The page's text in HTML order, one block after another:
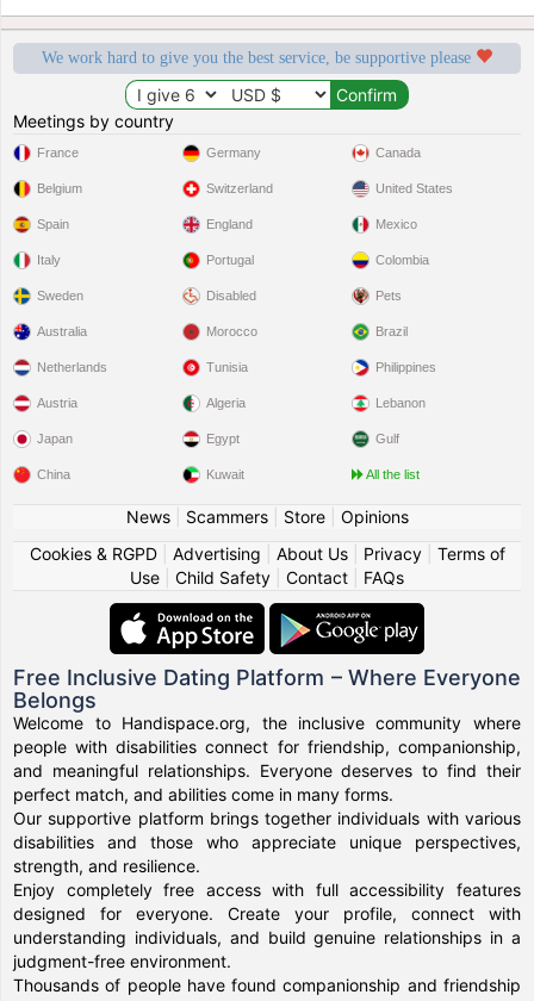
We work hard to give you the best service, be supportive please
Meetings by country
France
Belgium
Spain
Italy
Sweden
Germany
Switzerland
England
Portugal
Disabled
Canada
United States
Mexico
Colombia
Pets
Australia
Netherlands
Austria
Japan
China
Morocco
Tunisia
Algeria
Egypt
Kuwait
Brazil
Philippines
Lebanon
Gulf
All the list
News| Scammers| Store| Opinions
Cookies & RGPD| Advertising About Us| Privacy| Terms of
Use
Child Safety Contact FAQs
Free Inclusive Dating Platform – Where Everyone
Belongs
Welcome to Handispace.org, the inclusive community where
people with disabilities connect for friendship, companionship,
and meaningful relationships. Everyone deserves to find their
perfect match, and abilities come in many forms.
Our supportive platform brings together individuals with various
disabilities and those who appreciate unique perspectives,
strength, and resilience.
Enjoy completely free access with full accessibility features
designed for everyone. Create your profile, connect with
understanding individuals, and build genuine relationships in a
judgment-free environment.
Thousands of people have found companionship and friendship